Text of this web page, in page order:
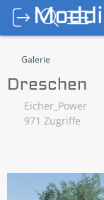
Galerie
Dreschen
Eicher_Power
971 Zugriffe